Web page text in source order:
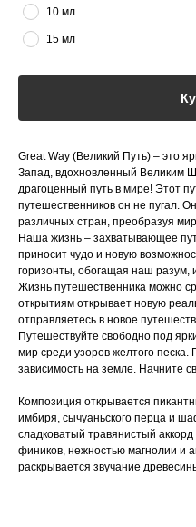
10 мл
15 мл
Great Way (Великий Путь) – это
Запад, вдохновленный Великим
драгоценный путь в мире! Этот
путешественников он не пугал.
различных стран, преобразуя
Наша жизнь – захватывающее
приносит чудо и новую
горизонты, обогащая наш разум,
Жизнь путешественника можно
открытиям открывает новую
отправляетесь в новое
Путешествуйте свободно под
мир среди узоров желтого
зависимость на земле. Начните
Композиция открывается
имбиря, сычуаньского перца и
сладковатый травянистый
фиников, нежностью магнолии и
раскрывается звучание